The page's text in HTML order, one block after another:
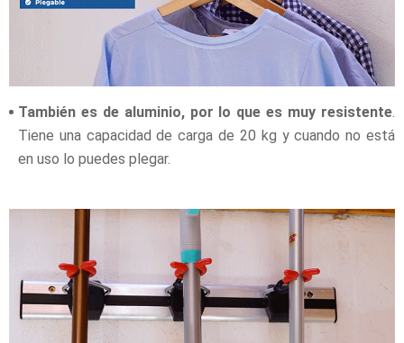
También es de aluminio, por lo que es muy resistente.
Tiene una capacidad de carga de 20 kg y cuando no está
en uso lo puedes plegar.